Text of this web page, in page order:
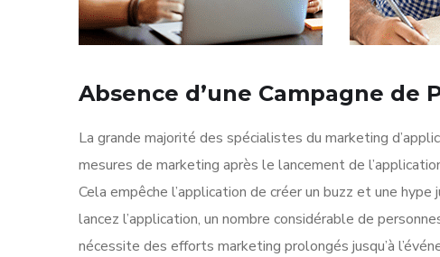
Absence d’une Campagne de
La grande majorité des spécialistes du marketing
mesures de marketing après le lancement de
Cela empêche l’application de créer un buzz et une
lancez l’application, un nombre considérable de
nécessite des efforts marketing prolongés jusqu’à